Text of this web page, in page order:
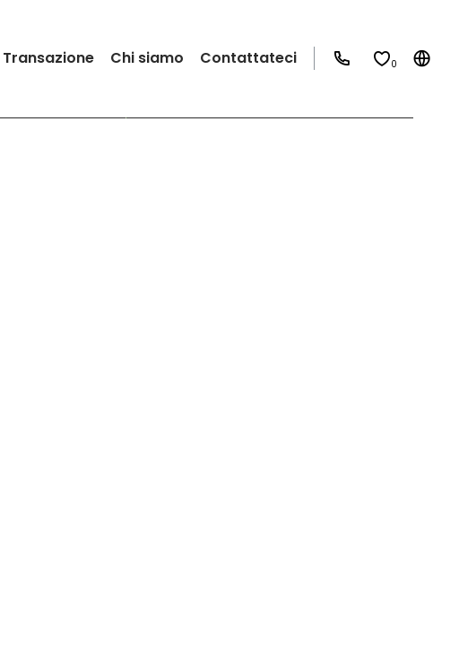
Transazione Chi siamo Contattateci 0